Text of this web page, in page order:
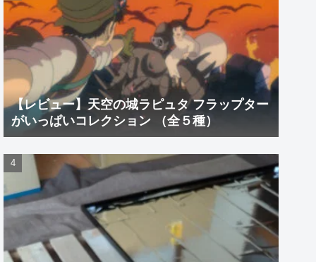
【レビュー】天空の城ラピュタ フラップター
がいっぱいコレクション （全５種）